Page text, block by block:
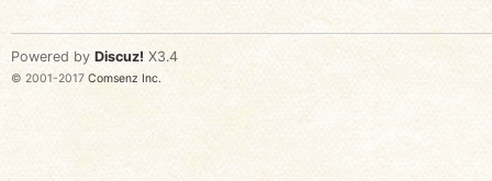
Powered by Discuz! X3.4
© 2001-2017 Comsenz Inc.